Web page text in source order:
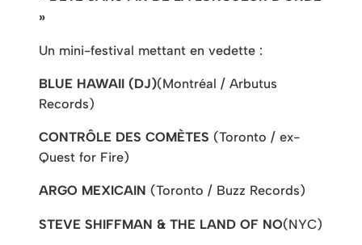
»
Un mini-festival mettant en vedette :
BLUE HAWAII (DJ)(Montréal / Arbutus
Records)
CONTRÔLE DES COMÈTES (Toronto / ex-
Quest for Fire)
ARGO MEXICAIN (Toronto / Buzz Records)
STEVE SHIFFMAN & THE LAND OF NO(NYC)